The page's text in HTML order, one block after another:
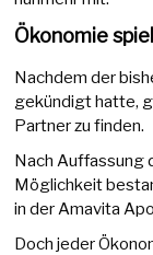
Ökonomie
Nachdem der
gekündigt hatte,
Partner zu finden.
Nach Auffassung
Möglichkeit
in der Amavita
Doch jeder